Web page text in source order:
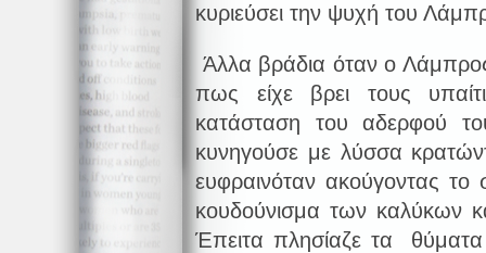
κυριεύσει την ψυχή του
Άλλα βράδια όταν ο
πως είχε βρει τους
κατάσταση του αδερφού
κυνηγούσε με λύσσα
ευφραινόταν ακούγοντας
κουδούνισμα των καλύκων
Έπειτα πλησίαζε τα